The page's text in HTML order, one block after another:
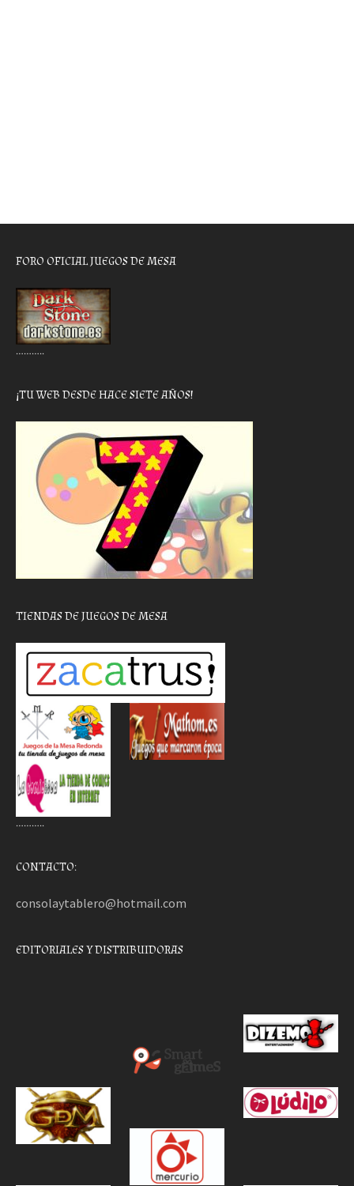
FORO OFICIAL JUEGOS DE MESA
………..
¡TU WEB DESDE HACE SIETE AÑOS!
TIENDAS DE JUEGOS DE MESA
………..
CONTACTO:
consolaytablero@hotmail.com
EDITORIALES Y DISTRIBUIDORAS